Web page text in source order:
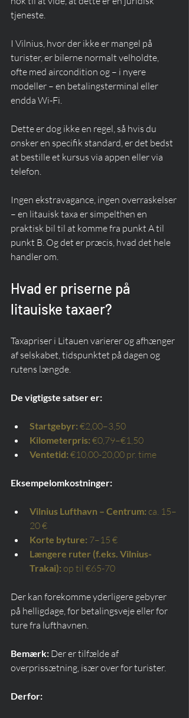
tjeneste.
I Vilnius, hvor der ikke er mangel på
turister, er bilerne normalt velholdte,
ofte med aircondition og – i nyere
modeller – en betalingsterminal eller
endda Wi-Fi.
Dette er dog ikke en regel, så hvis du
ønsker en specifik standard, er det bedst
at bestille et kursus via appen eller via
telefon.
Ingen ekstravagance, ingen overraskelser
– en litauisk taxa er simpelthen en
praktisk bil til at komme fra punkt A til
punkt B. Og det er præcis, hvad det hele
handler om.
Hvad er priserne på
litauiske taxaer?
Taxapriser i Litauen varierer og afhænger
af selskabet, tidspunktet på dagen og
rutens længde.
De vigtigste satser er:
Startgebyr: €2,00–3,50
Kilometerpris: €0,79–€1,50
Ventetid: €10,00-20,00 pr. time
Eksempelomkostninger:
Vilnius Lufthavn – Centrum: ca. 15–
20 €
Korte byture: 7–15 €
Længere ruter (f.eks. Vilnius-
Trakai): op til €65-70
Der kan forekomme yderligere gebyrer
på helligdage, for betalingsveje eller for
ture fra lufthavnen.
Bemærk: Der er tilfælde af
overprissætning, især over for turister.
Derfor: